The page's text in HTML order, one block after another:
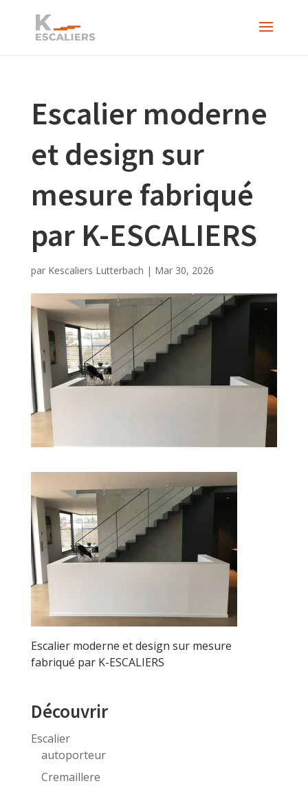
Escalier moderne
et design sur
mesure fabriqué
par K-ESCALIERS
par Kescaliers Lutterbach | Mar 30, 2026
Escalier moderne et design sur mesure
fabriqué par K-ESCALIERS
Découvrir
Escalier
autoporteur
Cremaillere